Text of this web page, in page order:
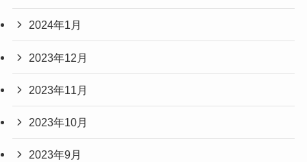
2024年1月
2023年12月
2023年11月
2023年10月
2023年9月